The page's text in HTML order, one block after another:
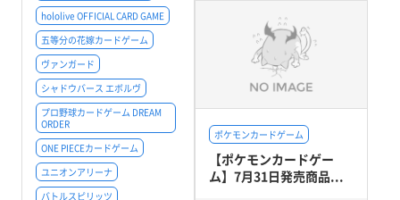
hololive OFFICIAL CARD GAME
五等分の花嫁カードゲーム
ヴァンガード
シャドウバース エボルヴ
プロ野球カードゲーム DREAM
ORDER
ONE PIECEカードゲーム
ユニオンアリーナ
バトルスピリッツ
ポケモンカードゲーム
【ポケモンカードゲー
ム】7月31日発売商品...